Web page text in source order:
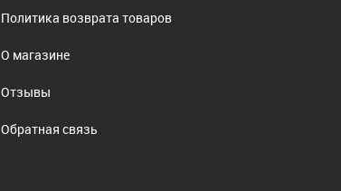
Политика возврата товаров
О магазине
Отзывы
Обратная связь